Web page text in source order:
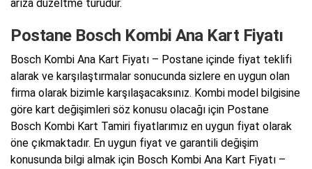
arıza düzeltme türüdür.
Postane Bosch Kombi Ana Kart Fiyatı
Bosch Kombi Ana Kart Fiyatı – Postane içinde fiyat teklifi
alarak ve karşılaştırmalar sonucunda sizlere en uygun olan
firma olarak bizimle karşılaşacaksınız. Kombi model bilgisine
göre kart değişimleri söz konusu olacağı için Postane
Bosch Kombi Kart Tamiri fiyatlarımız en uygun fiyat olarak
öne çıkmaktadır. En uygun fiyat ve garantili değişim
konusunda bilgi almak için Bosch Kombi Ana Kart Fiyatı –